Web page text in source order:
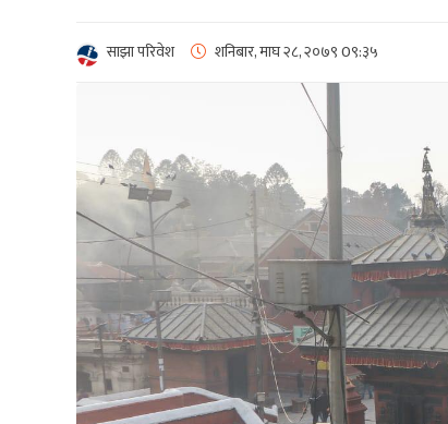
साझा परिवेश शनिबार, माघ २८, २०७९0९:३५